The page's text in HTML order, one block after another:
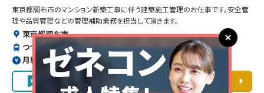
東京都調布市のマンション新築工事に伴う建築施工管理のお仕事です。安全管
理や品質管理などの管理補助業務を担当して頂きます。
東京都調布市
つつじケ丘駅より徒歩で5分
月給約34〜41万円（前職給与保証）
求人詳細を見る